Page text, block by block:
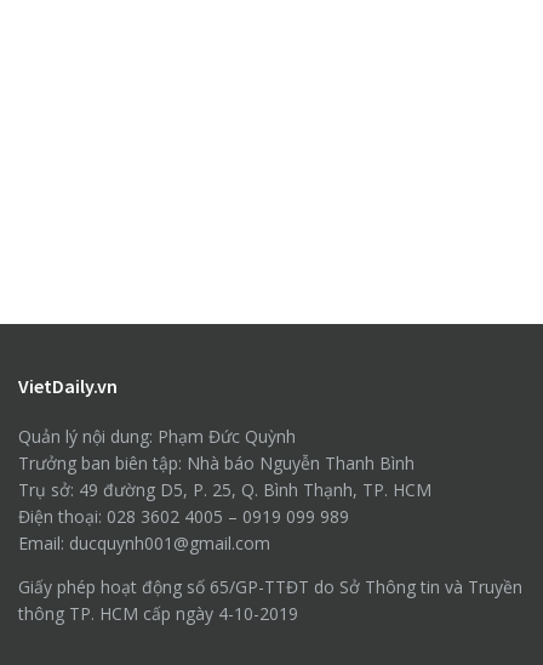
VietDaily.vn
Quản lý nội dung: Phạm Đức Quỳnh
Trưởng ban biên tập: Nhà báo Nguyễn Thanh Bình
Trụ sở: 49 đường D5, P. 25, Q. Bình Thạnh, TP. HCM
Điện thoại: 028 3602 4005 – 0919 099 989
Email: ducquynh001@gmail.com
Giấy phép hoạt động số 65/GP-TTĐT do Sở Thông tin và Truyền
thông TP. HCM cấp ngày 4-10-2019